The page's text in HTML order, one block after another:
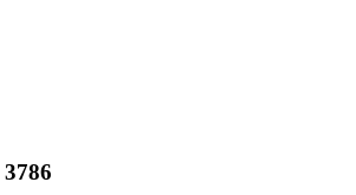
3786